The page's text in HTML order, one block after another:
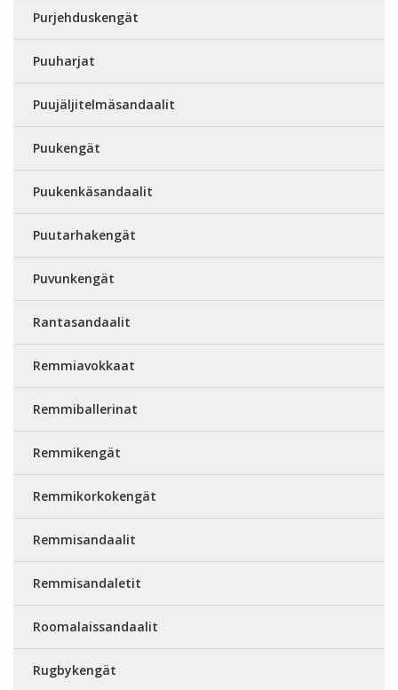
Purjehduskengät
Puuharjat
Puujäljitelmäsandaalit
Puukengät
Puukenkäsandaalit
Puutarhakengät
Puvunkengät
Rantasandaalit
Remmiavokkaat
Remmiballerinat
Remmikengät
Remmikorkokengät
Remmisandaalit
Remmisandaletit
Roomalaissandaalit
Rugbykengät